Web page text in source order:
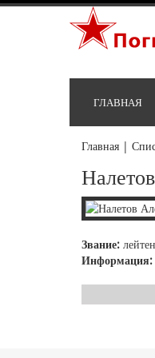
ГЛАВНАЯ
Главная |
Звание:
Информация: